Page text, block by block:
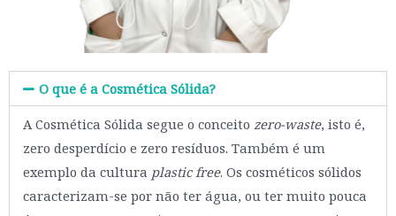
O que é a Cosmética Sólida?
A Cosmética Sólida segue o conceito zero-waste, isto é,
zero desperdício e zero resíduos. Também é um
exemplo da cultura plastic free. Os cosméticos sólidos
caracterizam-se por não ter água, ou ter muito pouca